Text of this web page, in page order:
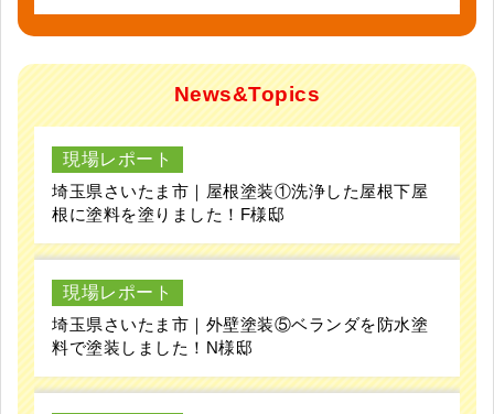
News&Topics
現場レポート
埼玉県さいたま市｜屋根塗装①洗浄した屋根下屋
根に塗料を塗りました！F様邸
現場レポート
埼玉県さいたま市｜外壁塗装⑤ベランダを防水塗
料で塗装しました！N様邸